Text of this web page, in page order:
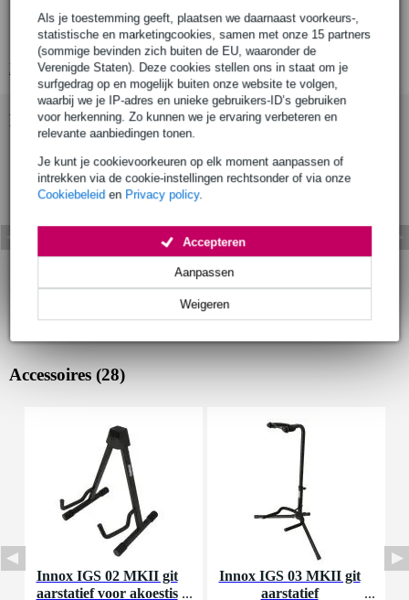
Als je toestemming geeft, plaatsen we daarnaast voorkeurs-,
statistische en marketingcookies, samen met onze 15 partners
(sommige bevinden zich buiten de EU, waaronder de
Verenigde Staten). Deze cookies stellen ons in staat om je
surfgedrag op en mogelijk buiten onze website te volgen,
waarbij we je IP-adres en unieke gebruikers-ID’s gebruiken
voor herkenning. Zo kunnen we je ervaring verbeteren en
relevante aanbiedingen tonen.
Je kunt je cookievoorkeuren op elk moment aanpassen of
intrekken via de cookie-instellingen rechtsonder of via onze
Cookiebeleid en Privacy policy.
Weigeren
Aanpassen
Accepteren
type: SEG-BWR10
geschikt voor: elektrische gitaar
Bekijk alle productspecificaties
Bekijk ook eens (3)
Accessoires (28)
Innox IGS 02 MKII git
aarstatief voor akoestis
Innox IGS 03 MKII git
aarstatief